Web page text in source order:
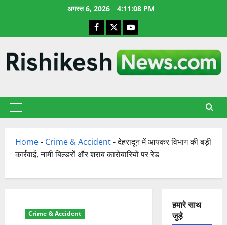
अगस्त 6, 2026 4:11:09 PM
Facebook
X YouTube
प्राथमिक
Home- Crime & Accident-देहरादून में आयकर विभाग की बड़ी
कार्रवाई, नामी बिल्डरों और शराब कारोबारियों पर रेड
Crime & Accident
हमारे साथ
जुड़े